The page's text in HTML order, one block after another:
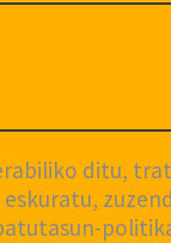
ditu,